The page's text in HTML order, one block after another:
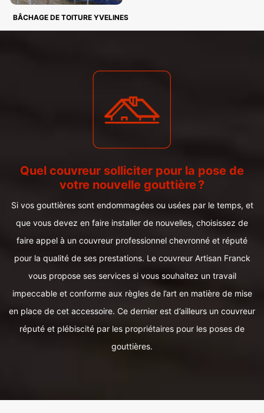
BÂCHAGE DE TOITURE YVELINES
Quel couvreur solliciter pour la pose de
votre nouvelle gouttière ?
Si vos gouttières sont endommagées ou usées par le temps, et
que vous devez en faire installer de nouvelles, choisissez de
faire appel à un couvreur professionnel chevronné et réputé
pour la qualité de ses prestations. Le couvreur Artisan Franck
vous propose ses services si vous souhaitez un travail
impeccable et conforme aux règles de l’art en matière de mise
en place de cet accessoire. Ce dernier est d’ailleurs un couvreur
réputé et plébiscité par les propriétaires pour les poses de
gouttières.